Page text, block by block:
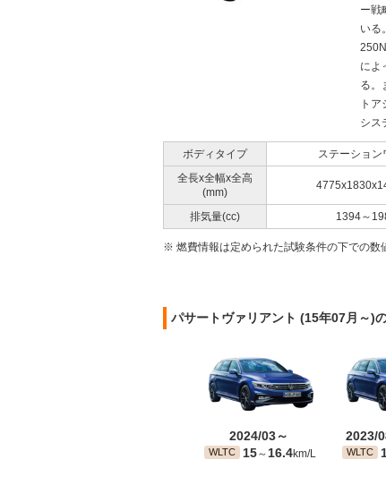
ー戦
いる
によ
る。
ト
シス
ボディタイプ ステーション
全長x全幅x全高
(mm)
排気量(cc) 1394～
※ 燃費情報は定められた試験条件の下での数
パサートヴァリアント (15年07月～)
2024/03～
WLTC 15～ 16.4km/L
2023/
WLTC